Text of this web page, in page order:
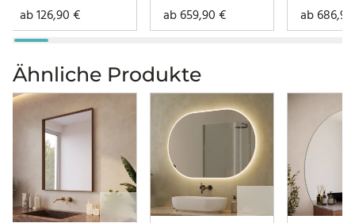
ab126,90€ ab659,90€ ab
Ähnliche Produkte